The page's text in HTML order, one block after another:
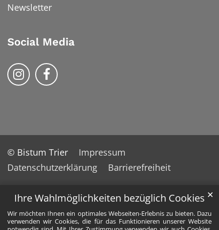
Ihre Wahlmöglichkeiten bezüglich Cookies
Wir möchten Ihnen ein optimales Webseiten-Erlebnis zu bieten. Dazu
verwenden wir Cookies, die für das Funktionieren unserer Website
✕
Newsletter
Social Media
Bistum Trier auf Instragram
Bistum Trier auf Facebook
© Bistum Trier
Impressum
Datenschutzerklärung
Barrierefreiheit